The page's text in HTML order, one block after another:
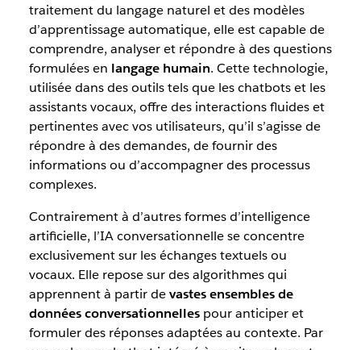
traitement du langage naturel et des modèles
d’apprentissage automatique, elle est capable de
comprendre, analyser et répondre à des questions
formulées en langage humain. Cette technologie,
utilisée dans des outils tels que les chatbots et les
assistants vocaux, offre des interactions fluides et
pertinentes avec vos utilisateurs, qu’il s’agisse de
répondre à des demandes, de fournir des
informations ou d’accompagner des processus
complexes.
Contrairement à d’autres formes d’intelligence
artificielle, l’IA conversationnelle se concentre
exclusivement sur les échanges textuels ou
vocaux. Elle repose sur des algorithmes qui
apprennent à partir devastes ensembles de
données conversationnellespour anticiper et
formuler des réponses adaptées au contexte. Par